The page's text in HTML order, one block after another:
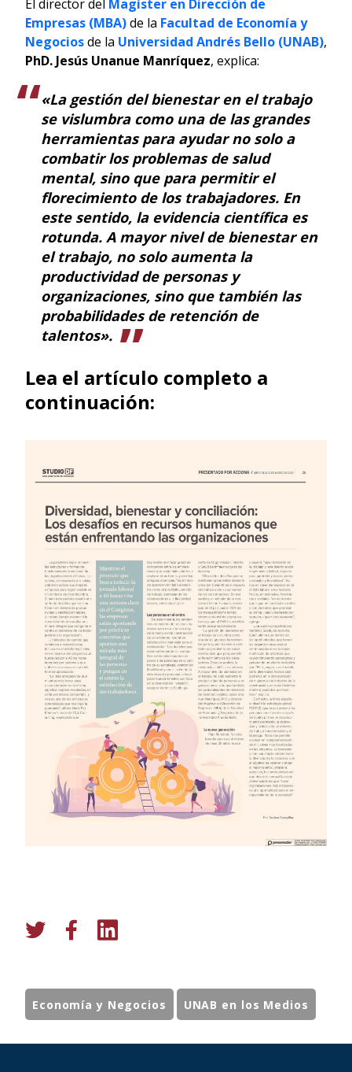
El director del Magíster en Dirección de
Empresas (MBA)de la Facultad de Economía y
Negociosde la Universidad Andrés Bello (UNAB),
PhD. Jesús Unanue Manríquez, explica:
«La gestión del bienestar en el trabajo
se vislumbra como una de las grandes
herramientas para ayudar no solo a
combatir los problemas de salud
mental, sino que para permitir el
florecimiento de los trabajadores. En
este sentido, la evidencia científica es
rotunda. A mayor nivel de bienestar en
el trabajo, no solo aumenta la
productividad de personas y
organizaciones, sino que también las
probabilidades de retención de
talentos».
Lea el artículo completo a
continuación:
Economía y Negocios UNAB en los Medios